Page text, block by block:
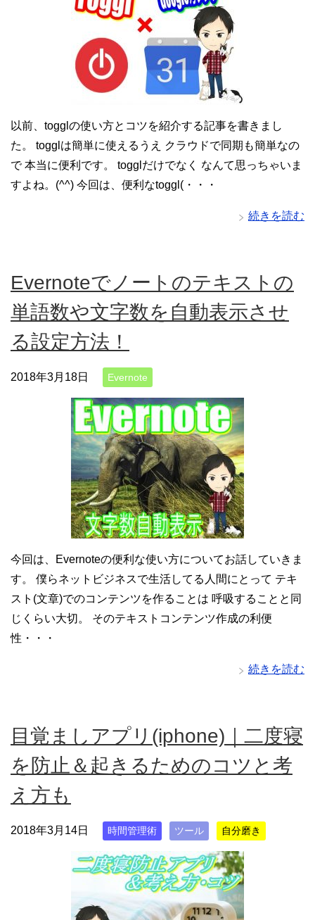
以前、togglの使い方とコツを紹介する記事を書きまし
た。 togglは簡単に使えるうえ クラウドで同期も簡単なの
で 本当に便利です。 togglだけでなく なんて思っちゃいま
すよね。(^^) 今回は、便利なtoggl(・・・
続きを読む
Evernoteでノートのテキストの
単語数や文字数を自動表示させ
る設定方法！
2018年3月18日 Evernote
今回は、Evernoteの便利な使い方についてお話していきま
す。 僕らネットビジネスで生活してる人間にとって テキ
スト(文章)でのコンテンツを作ることは 呼吸することと同
じくらい大切。 そのテキストコンテンツ作成の利便
性・・・
続きを読む
目覚ましアプリ(iphone)｜二度寝
を防止＆起きるためのコツと考
え方も
2018年3月14日 時間管理術 ツール 自分磨き